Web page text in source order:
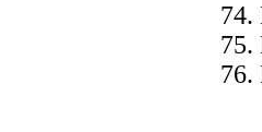
74.
75.
76.